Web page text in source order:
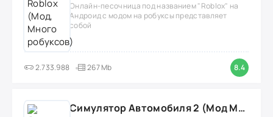
Онлайн-песочница под названием "Roblox" на
Андроид с модом на робуксы представляет
собой
2.733.988 267 Mb 8.4
Симулятор Автомобиля 2 (Мод Много денег/Всё открыто)